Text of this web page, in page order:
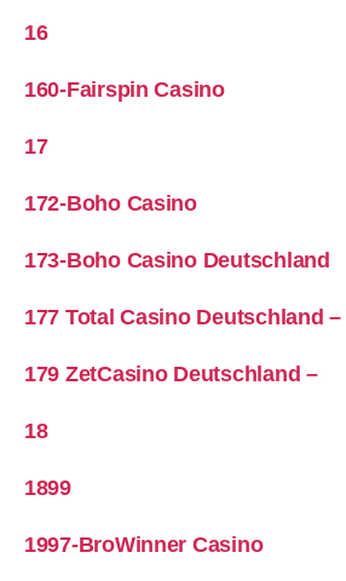
16
160-Fairspin Casino
17
172-Boho Casino
173-Boho Casino Deutschland
177 Total Casino Deutschland –
179 ZetCasino Deutschland –
18
1899
1997-BroWinner Casino